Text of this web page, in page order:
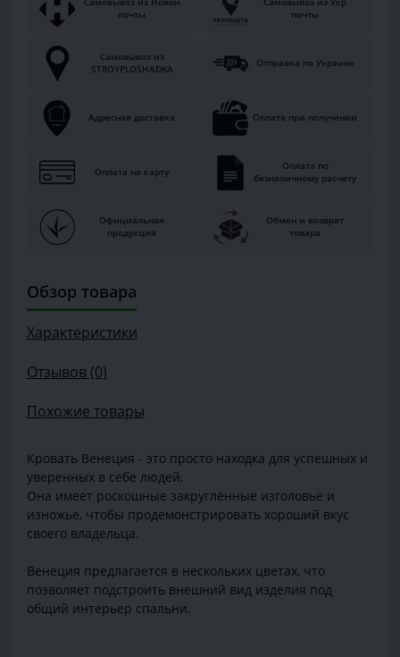
Самовывоз из Новой
почты
Самовывоз из Укр
почты
Самовывоз из
STROYPLOSHADKA
Отправка по Украине
Адресная доставка Оплата при получении
Оплата на карту
Оплата по
безналичному расчету
Официальная
продукция
Обмен и возврат
товара
Обзор товара
Характеристики
Отзывов (0)
Похожие товары
Кровать Венеция - это просто находка для успешных и
уверенных в себе людей.
Она имеет роскошные закруглённые изголовье и
изножье, чтобы продемонстрировать хороший вкус
своего владельца.
Венеция предлагается в нескольких цветах, что
позволяет подстроить внешний вид изделия под
общий интерьер спальни.